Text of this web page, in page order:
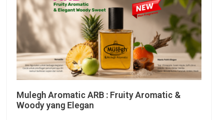
Mulegh Aromatic ARB : Fruity Aromatic &
Woody yang Elegan